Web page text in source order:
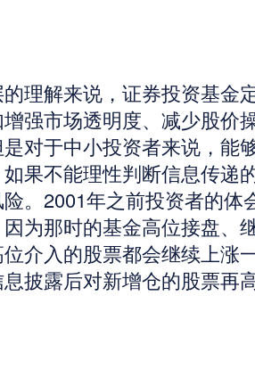
解来说，证券投资基金
强市场透明度、减少股价
对于中小投资者来说，能
果不能理性判断信息传递
。2001年之前投资者的体
为那时的基金高位接盘、
介入的股票都会继续上涨
披露后对新增仓的股票再